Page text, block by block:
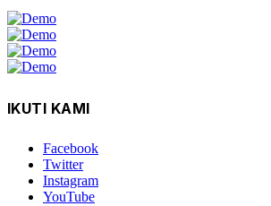
IKUTI KAMI
Facebook
Twitter
Instagram
YouTube